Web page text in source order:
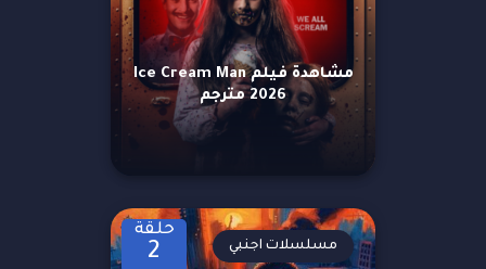
مشاهدة فيلم Ice Cream Man
2026 مترجم
حلقة
2 مسلسلات اجنبي